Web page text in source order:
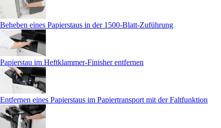
Beheben eines Papierstaus in der 1500-Blatt-Zuführung
Papierstau im Heftklammer-Finisher entfernen
Entfernen eines Papierstaus im Papiertransport mit der Faltfunktion